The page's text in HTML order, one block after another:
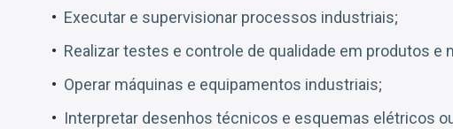
Executar e supervisionar processos industriais;
Realizar testes e controle de qualidade em produtos e
Operar máquinas e equipamentos industriais;
Interpretar desenhos técnicos e esquemas elétricos